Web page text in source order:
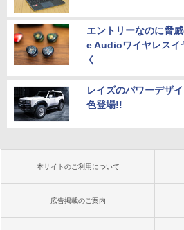
エントリーなのに脅
e Audioワイヤレスイ
く
レイズのパワーデザ
色登場!!
本サイトのご利用について
広告掲載のご案内